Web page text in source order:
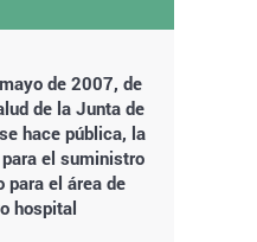
de 2007, de
de la Junta de
hace pública, la
el suministro
para el área de
hospital